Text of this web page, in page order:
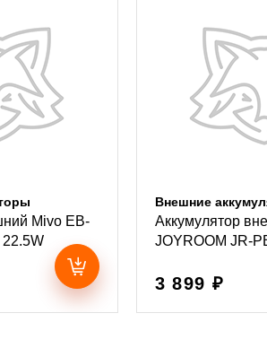
Mivo EB-
Внешние
Аккумулятор
JOYROOM JR-
3 899 ₽